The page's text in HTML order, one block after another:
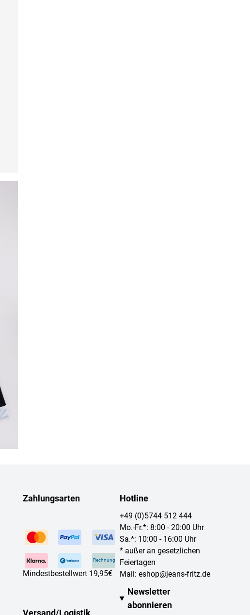
Zahlungsarten
Rechnung
Mindestbestellwert 19,95€
Hotline
+49 (0)5744 512 444
Mo.-Fr.*: 8:00 - 20:00 Uhr
Sa.*: 10:00 - 16:00 Uhr
* außer an gesetzlichen
Feiertagen
Mail: eshop@jeans-fritz.de
Newsletter
abonnieren